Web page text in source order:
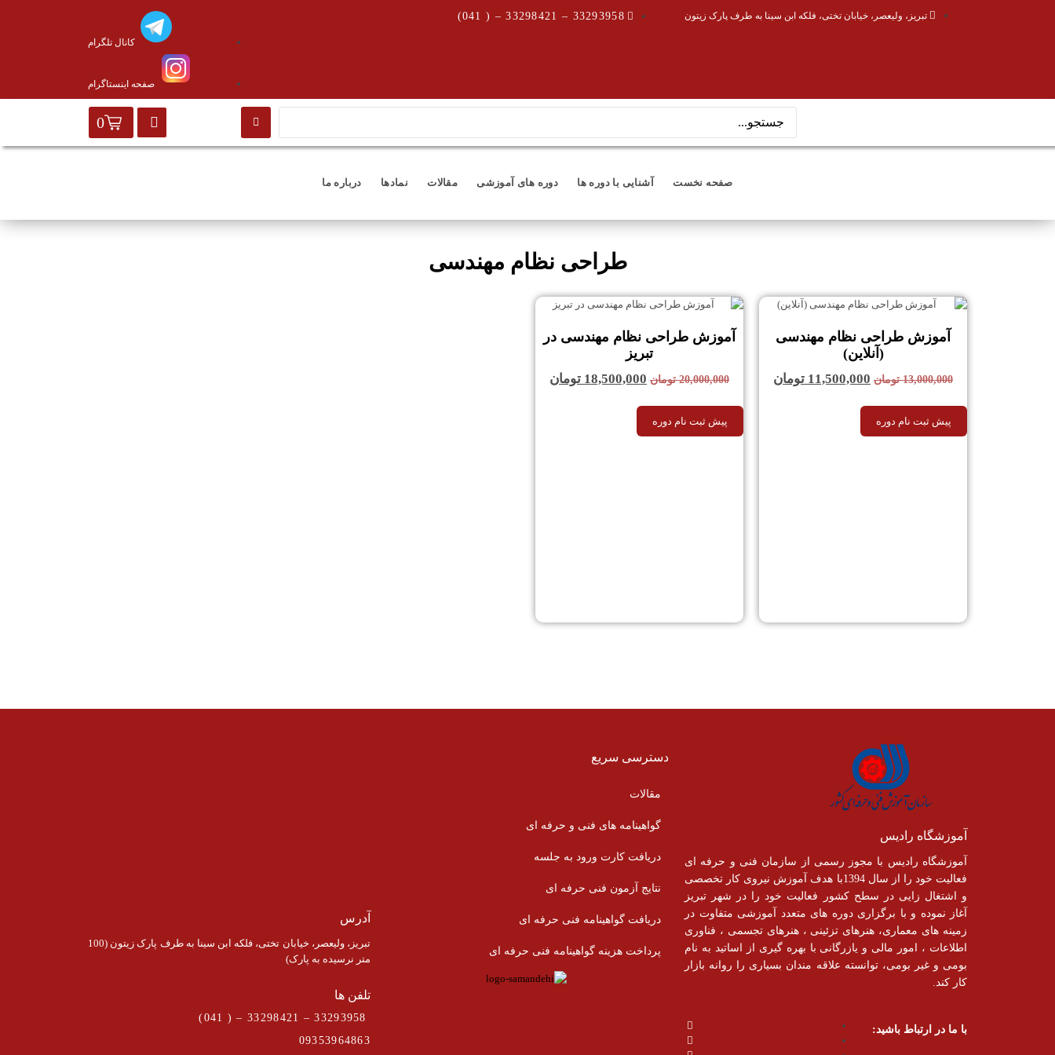
تبریز، ولیعصر، خیابان تختی، فلکه ابن سینا به طرف پارک زیتون 33293958 – 33298421 – ( 041)
کانال تلگرام
صفحه اینستاگرام
0
صفحه نخست آشنایی با دوره ها دوره های آموزشی مقالات نمادها درباره ما
طراحی نظام مهندسی
آموزش طراحی نظام مهندسی
(آنلاین)
13,000,000 تومان 11,500,000 تومان
پیش ثبت نام دوره
آموزش طراحی نظام مهندسی در
تبریز
20,000,000 تومان 18,500,000 تومان
پیش ثبت نام دوره
آموزشگاه رادیس
آموزشگاه رادیس با مجوز رسمی از سازمان فنی و حرفه ای
فعالیت خود را از سال 1394با هدف آموزش نیروی کار تخصصی
و اشتغال زایی در سطح کشور فعالیت خود را در شهر تبریز
آغاز نموده و با برگزاری دوره های متعدد آموزشی متفاوت در
زمینه های معماری، هنرهای تزئینی ، هنرهای تجسمی ، فناوری
اطلاعات ، امور مالی و یازرگانی با بهره گیری از اساتید به نام
بومی و غیر بومی، توانسته علاقه مندان بسیاری را روانه بازار
کار کند.
با ما در ارتباط باشید:
دسترسی سریع
مقالات
گواهینامه های فنی و حرفه ای
دریافت کارت ورود به جلسه
نتایج آزمون فنی حرفه ای
دریافت گواهینامه فنی حرفه ای
پرداخت هزینه گواهینامه فنی حرفه ای
آدرس
تبریز، ولیعصر، خیابان تختی، فلکه ابن سینا به طرف پارک زیتون (100
متر نرسیده به پارک)
تلفن ها
09353964863